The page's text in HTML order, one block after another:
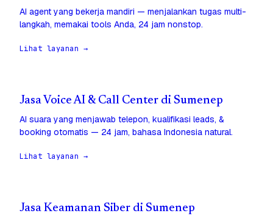
AI agent yang bekerja mandiri — menjalankan tugas multi-
langkah, memakai tools Anda, 24 jam nonstop.
Lihat layanan →
Jasa Voice AI & Call Center di Sumenep
AI suara yang menjawab telepon, kualifikasi leads, &
booking otomatis — 24 jam, bahasa Indonesia natural.
Lihat layanan →
Jasa Keamanan Siber di Sumenep